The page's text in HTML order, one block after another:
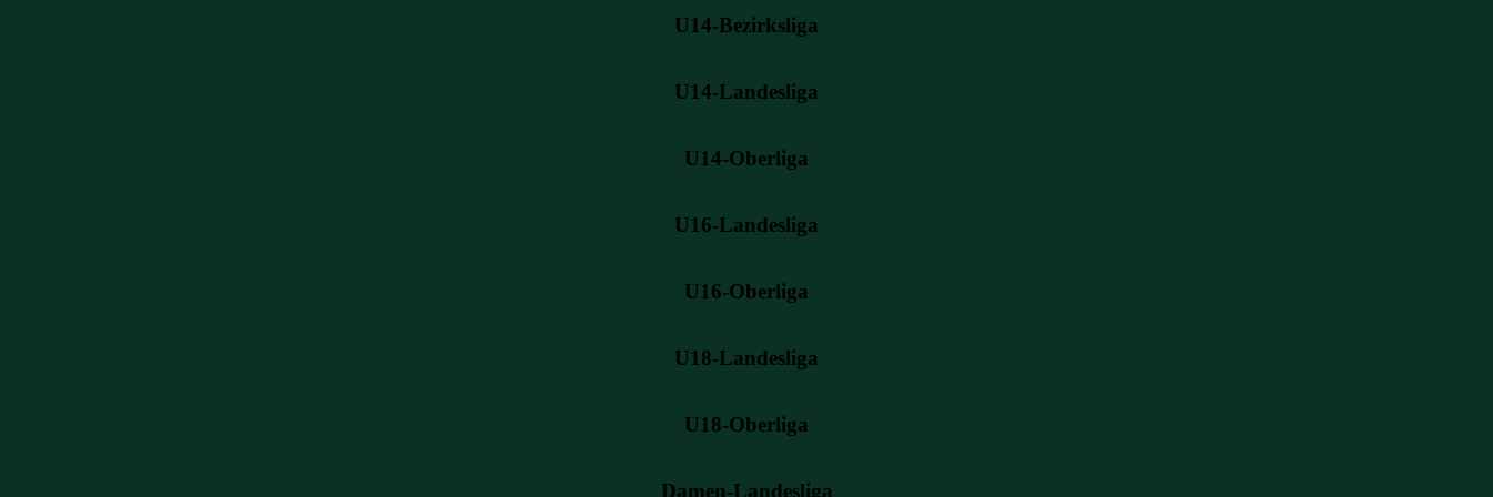
U14-Bezirksliga
U14-Landesliga
U14-Oberliga
U16-Landesliga
U16-Oberliga
U18-Landesliga
U18-Oberliga
Damen-Landesliga